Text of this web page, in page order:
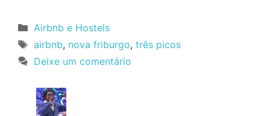
Categorias
Airbnb e Hostels
Tags
airbnb, nova friburgo, três picos
Deixe um comentário